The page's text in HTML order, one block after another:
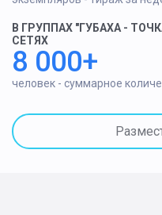
В ГРУППАХ "ГУБАХА -
СЕТЯХ
8 000+
человек - суммарное